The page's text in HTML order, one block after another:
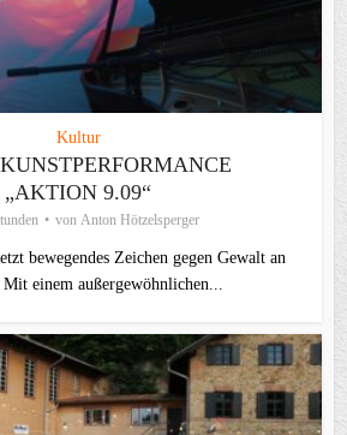
Kultur
„AKTION 9.09“
von Anton Hötzelsperger
bewegendes Zeichen gegen Gewalt an
einem außergewöhnlichen...